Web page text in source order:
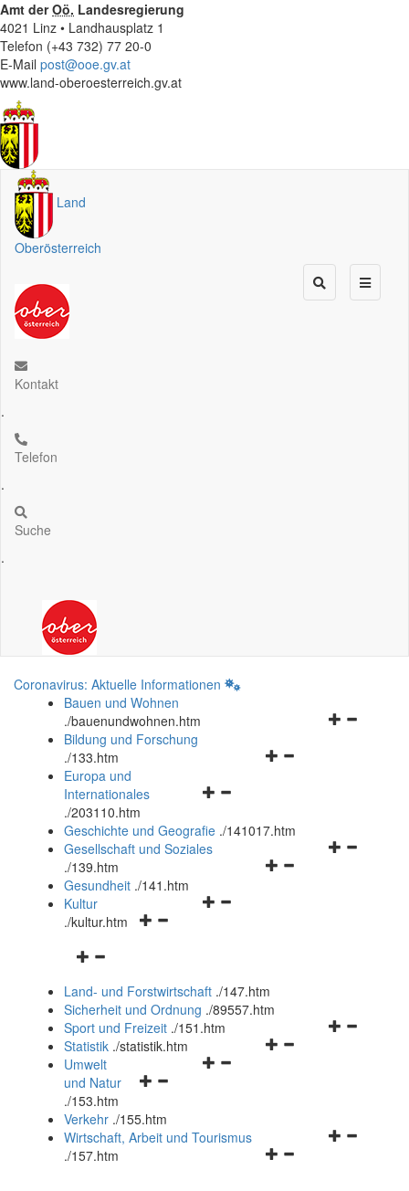
Amt derOö. Landesregierung
4021 Linz • Landhausplatz 1
Telefon (+43 732) 77 20-0
E-Mail post@ooe.gv.at
www.land-oberoesterreich.gv.at
Land
Oberösterreich
Kontakt
.
Telefon
.
Suche
.
Coronavirus: Aktuelle Informationen
Bauen und Wohnen
./bauenundwohnen.htm
Navigationsmenü
Bildung und Forschung
./133.htm
Navigationsmenü
und
schließen
Europa und
Internationales
./203110.htm
Geschichte und Geografie ./141017.htm
Navigationsmenü
Gesellschaft und Soziales
./139.htm
Navigationsmenü
Gesundheit ./141.htm
Navigationsmenü
Kultur
./kultur.htm
Navigationsmenü
und
schließen
Land- und Forstwirtschaft ./147.htm
Sicherheit und Ordnung ./89557.htm
Navigationsmenü
Sport und Freizeit ./151.htm
Navigationsmenü
Statistik ./statistik.htm
Navigationsmenü
und
schließen
Umwelt
und Natur
./153.htm
Verkehr ./155.htm
Navigationsmenü
Wirtschaft, Arbeit und Tourismus
./157.htm